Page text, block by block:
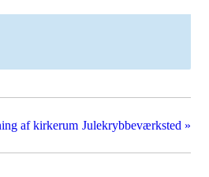
af kirkerum Julekrybbeværksted »